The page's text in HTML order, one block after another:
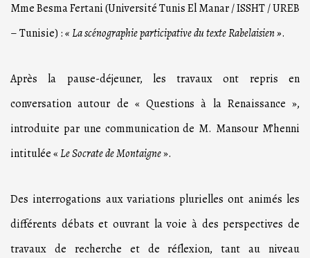
Mme Besma Fertani (Université Tunis El Manar / ISSHT / UREB
– Tunisie) :« La scénographie participative du texte Rabelaisien ».
Après la pause-déjeuner, les travaux ont repris en
conversation autour de « Questions à la Renaissance »,
introduite par une communication de M. Mansour M’henni
intitulée «Le Socrate de Montaigne».
Des interrogations aux variations plurielles ont animés les
différents débats et ouvrant la voie à des perspectives de
travaux de recherche et de réflexion, tant au niveau